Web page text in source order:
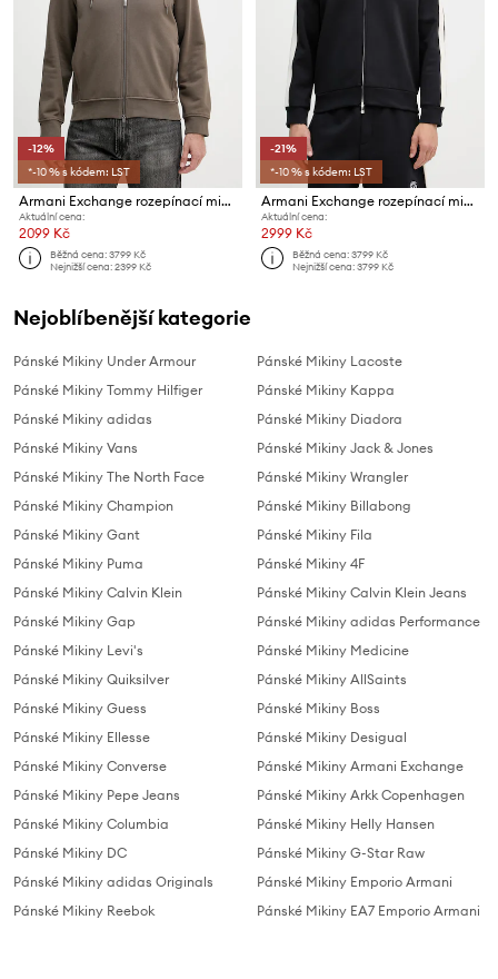
-12%
*-10 % s kódem: LST
Armani Exchange rozepínací mikina s kapucí pánská bavlněná
Aktuální cena:
2099 Kč
Běžná cena:3799 Kč
Nejnižší cena:2399 Kč
-21%
*-10 % s kódem: LST
Armani Exchange rozepínací mikina pánská s bavlnou
Aktuální cena:
2999 Kč
Běžná cena:3799 Kč
Nejnižší cena:3799 Kč
Nejoblíbenější kategorie
Pánské Mikiny Under Armour
Pánské Mikiny Tommy Hilfiger
Pánské Mikiny adidas
Pánské Mikiny Vans
Pánské Mikiny The North Face
Pánské Mikiny Champion
Pánské Mikiny Gant
Pánské Mikiny Puma
Pánské Mikiny Calvin Klein
Pánské Mikiny Gap
Pánské Mikiny Levi's
Pánské Mikiny Quiksilver
Pánské Mikiny Guess
Pánské Mikiny Ellesse
Pánské Mikiny Converse
Pánské Mikiny Pepe Jeans
Pánské Mikiny Columbia
Pánské Mikiny DC
Pánské Mikiny adidas Originals
Pánské Mikiny Reebok
Pánské Mikiny Lacoste
Pánské Mikiny Kappa
Pánské Mikiny Diadora
Pánské Mikiny Jack & Jones
Pánské Mikiny Wrangler
Pánské Mikiny Billabong
Pánské Mikiny Fila
Pánské Mikiny 4F
Pánské Mikiny Calvin Klein Jeans
Pánské Mikiny adidas Performance
Pánské Mikiny Medicine
Pánské Mikiny AllSaints
Pánské Mikiny Boss
Pánské Mikiny Desigual
Pánské Mikiny Armani Exchange
Pánské Mikiny Arkk Copenhagen
Pánské Mikiny Helly Hansen
Pánské Mikiny G-Star Raw
Pánské Mikiny Emporio Armani
Pánské Mikiny EA7 Emporio Armani